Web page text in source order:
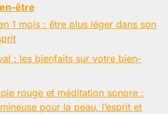
être
1 mois : être plus léger dans son
: les bienfaits sur votre bien-
rouge et méditation sonore :
pour la peau, l’esprit et